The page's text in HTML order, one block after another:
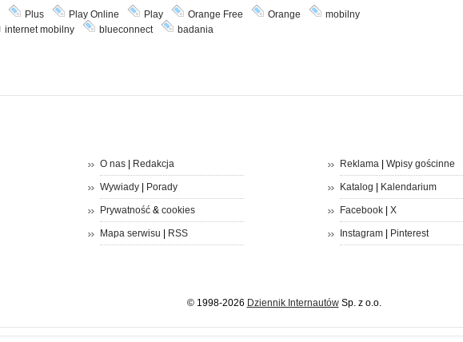
Plus Play Online Play Orange Free Orange
mobilny
internet mobilny blueconnect badania
O nas| Redakcja
Wywiady| Porady
Prywatność& cookies
Mapa serwisu RSS
Reklama| Wpisy gościnne
Katalog Kalendarium
Facebook| X
Instagram| Pinterest
© 1998-2026 Dziennik InternautówSp. z o.o.